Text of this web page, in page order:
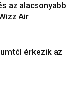
az alacsonyabb
Air
érkezik az